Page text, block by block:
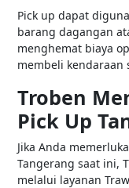
Pick up dapat
barang dagangan
menghemat biaya
membeli kendaraan
Troben
Pick Up
Jika Anda
Tangerang saat ini,
melalui layanan